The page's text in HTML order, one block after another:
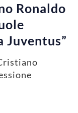
Ronaldo
Juventus”